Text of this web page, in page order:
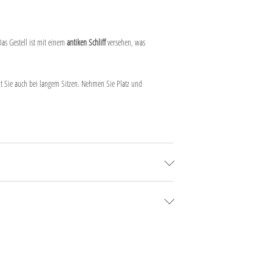
Gestell ist mit einemantiken Schliffversehen, was
Sie auch bei langem Sitzen. Nehmen Sie Platz und